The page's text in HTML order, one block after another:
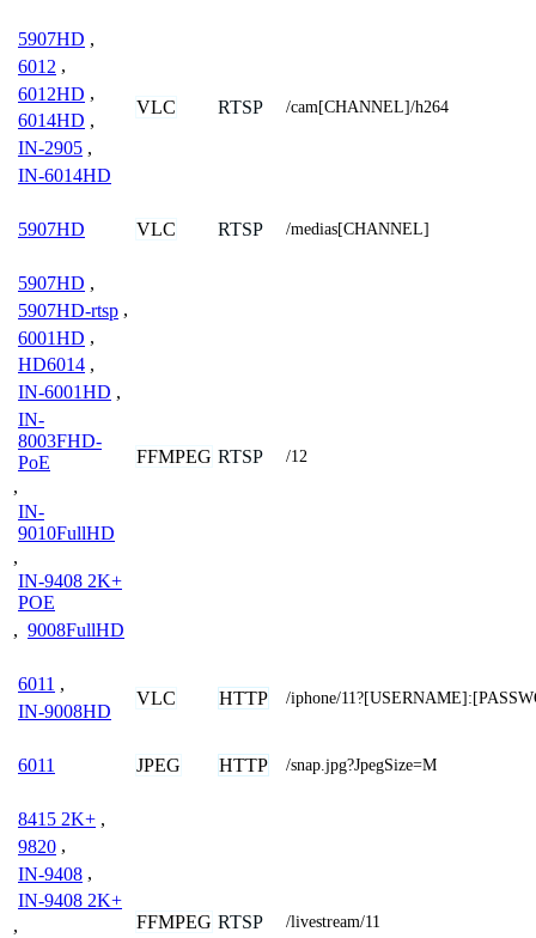
5907HD ,
6012 ,
6012HD ,
6014HD ,
IN-2905 ,
IN-6014HD
VLC RTSP /cam[CHANNEL]/h264
5907HD VLC RTSP /medias[CHANNEL]
5907HD ,
5907HD-rtsp ,
6001HD ,
HD6014 ,
IN-6001HD ,
IN-
8003FHD-
PoE
,
IN-
9010FullHD
,
IN-9408 2K+
POE
, 9008FullHD
FFMPEG RTSP /12
6011 ,
IN-9008HD
VLC HTTP /iphone/
6011 JPEG HTTP /snap.jpg?JpegSize=M
8415 2K+ ,
9820 ,
IN-9408 ,
IN-9408 2K+
,
FFMPEG RTSP /livestream/11